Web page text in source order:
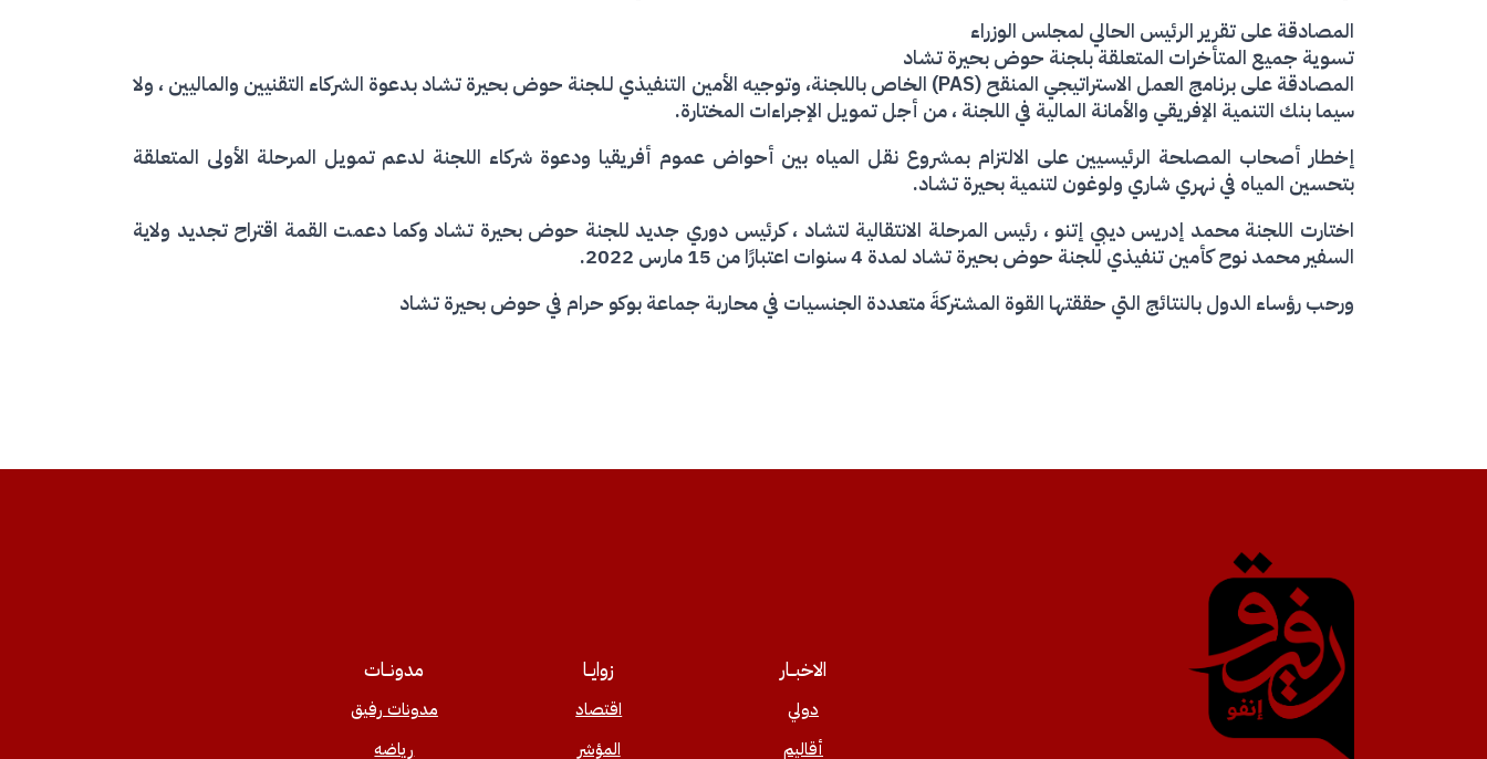
المصادقة على تقرير الرئيس الحالي لمجلس الوزراء
تسوية جميع المتأخرات المتعلقة بلجنة حوض بحيرة تشاد
المصادقة على برنامج العمل الاستراتيجي المنقح (PAS) الخاص باللجنة، وتوجيه الأمين التنفيذي لـلجنة حوض بحيرة تشاد بدعوة الشركاء التقنيين والماليين ، ولا
سيما بنك التنمية الإفريقي والأمانة المالية في اللجنة ، من أجل تمويل الإجراءات المختارة.
إخطار أصحاب المصلحة الرئيسيين على الالتزام بمشروع نقل المياه بين أحواض عموم أفريقيا ودعوة شركاء اللجنة لدعم تمويل المرحلة الأولى المتعلقة
بتحسين المياه في نهري شاري ولوغون لتنمية بحيرة تشاد.
اختارت اللجنة محمد إدريس ديبي إتنو ، رئيس المرحلة الانتقالية لتشاد ، كرئيس دوري جديد للجنة حوض بحيرة تشاد وكما دعمت القمة اقتراح تجديد ولاية
السفير محمد نوح كأمين تنفيذي للجنة حوض بحيرة تشاد لمدة 4 سنوات اعتبارًا من 15 مارس 2022.
ورحب رؤساء الدول بالنتائج التي حققتها القوة المشتركةَ متعددة الجنسيات في محاربة جماعة بوكو حرام في حوض بحيرة تشاد
الاخبــار
دولي
أقاليم
زوايــا
اقتصاد
المؤشر
مدونــات
مدونات رفيق
رياضه